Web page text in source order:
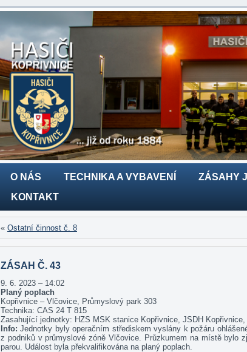
O NÁS TECHNIKA A VYBAVENÍ ZÁSAHY
KONTAKT
« Ostatní činnost č. 8
ZÁSAH Č. 43
9. 6. 2023 – 14:02
Planý poplach
Kopřivnice – Vlčovice, Průmyslový park 303
Technika: CAS 24 T 815
Zasahující jednotky: HZS MSK stanice Kopřivnice, JSDH
Info:Jednotky byly operačním střediskem vyslány k požáru
z podniků v průmyslové zóně Vlčovice. Průzkumem na místě bylo
parou. Událost byla překvalifikována na planý poplach.